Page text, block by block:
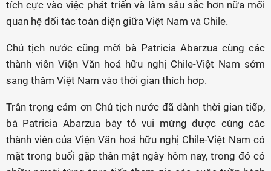
tích cực vào việc phát triển và làm sâu sắc hơn nữa mối
quan hệ đối tác toàn diện giữa Việt Nam và Chile.
Chủ tịch nước cũng mời bà Patricia Abarzua cùng các
thành viên Viện Văn hoá hữu nghị Chile-Việt Nam sớm
sang thăm Việt Nam vào thời gian thích hơp.
Trân trọng cảm ơn Chủ tịch nước đã dành thời gian tiếp,
bà Patricia Abarzua bày tỏ vui mừng được cùng các
thành viên của Viện Văn hoá hữu nghị Chile-Việt Nam có
mặt trong buổi gặp thân mật ngày hôm nay, trong đó có